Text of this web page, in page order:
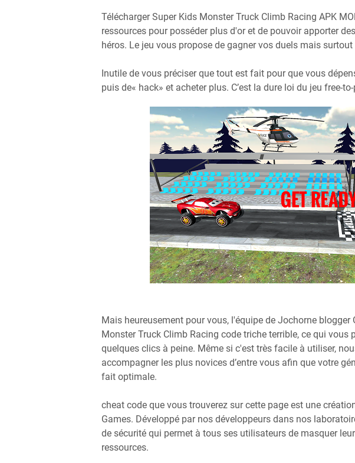
Télécharger Super Kids Monster Truck Climb Racing APK
ressources pour posséder plus d'or et de pouvoir apporter
héros. Le jeu vous propose de gagner vos duels mais
Inutile de vous préciser que tout est fait pour que vous
puis de« hack» et acheter plus. C’est la dure loi du jeu free-
Mais heureusement pour vous, l'équipe de Jochorne blogger
Monster Truck Climb Racing code triche terrible, ce qui vous
quelques clics à peine. Même si c'est très facile à utiliser,
accompagner les plus novices d’entre vous afin que votre
fait optimale.
cheat code que vous trouverez sur cette page est une
Games. Développé par nos développeurs dans nos
de sécurité qui permet à tous ses utilisateurs de masquer
ressources.